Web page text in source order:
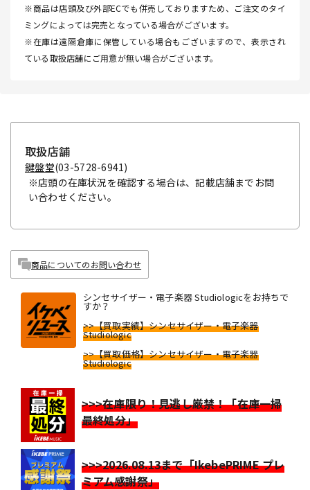
※商品は店頭及び外部ECでも併売しておりますため、ご注文のタイ
ミングによっては完売となっている場合がございます。
※在庫は遠隔倉庫に保管している場合もございますので、表示され
ている取扱店舗にご用意が無い場合がございます。
取扱店舗
鍵盤堂(03-5728-6941)
※店頭の在庫状況を確認する場合は、記載店舗までお問
い合わせください。
商品についてのお問い合わせ
シンセサイザー・電子楽器 Studiologicをお持ちで
すか？
>>【買取実績】シンセサイザー・電子楽器
Studiologic
>>【買取価格】シンセサイザー・電子楽器
Studiologic
>>>在庫限り！見逃し厳禁！「在庫一掃
最終処分」
>>>2026.08.13まで「IkebePRIME プレ
ミアム感謝祭」